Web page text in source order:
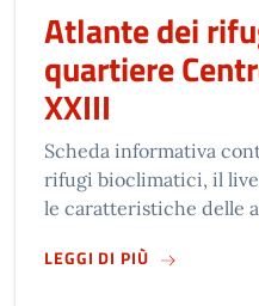
Atlante dei
quartiere
XXIII
Scheda informativa
rifugi bioclimatici, il
le caratteristiche delle
LEGGI DI PIÙSUATLANTE